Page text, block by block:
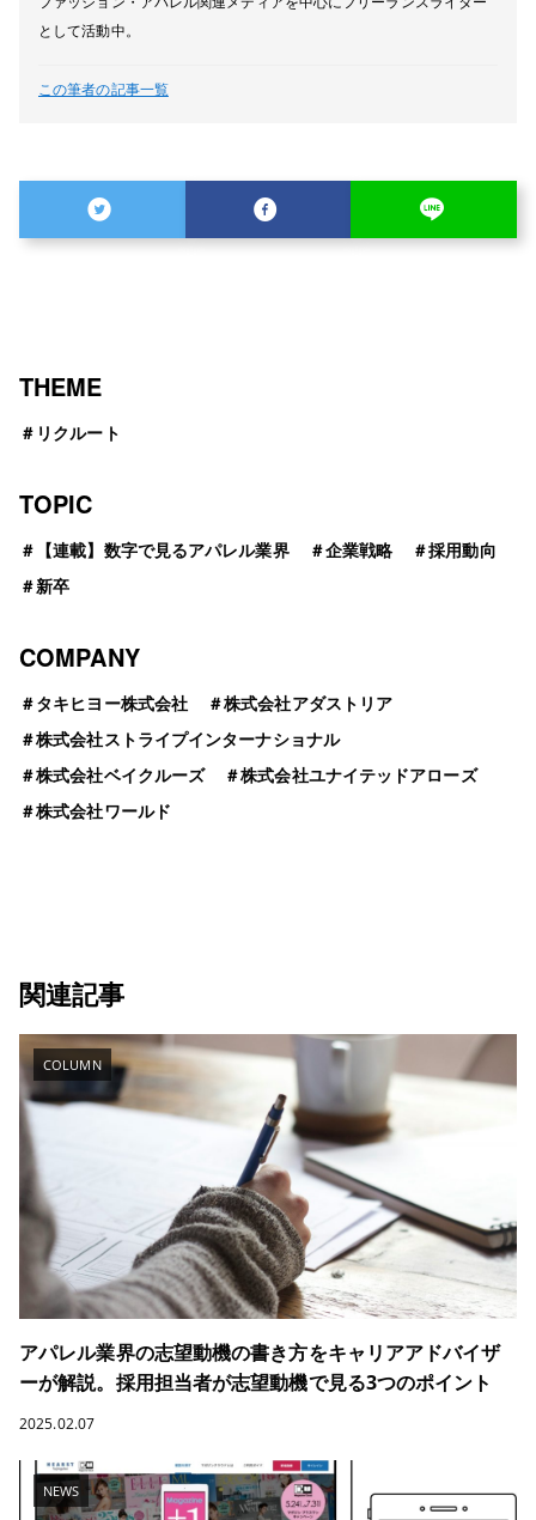
として活動中。
この筆者の記事一覧
THEME
＃ リクルート
TOPIC
＃ 【連載】数字で見るアパレル業界 ＃企業戦略 ＃採用動向
＃新卒
COMPANY
＃タキヒヨー株式会社 ＃株式会社アダストリア
＃株式会社ストライプインターナショナル
＃株式会社ベイクルーズ ＃株式会社ユナイテッドアローズ
＃株式会社ワールド
関連記事
COLUMN
アパレル業界の志望動機の書き方をキャリアアドバイザ
ーが解説。採用担当者が志望動機で見る3つのポイント
2025.02.07
NEWS